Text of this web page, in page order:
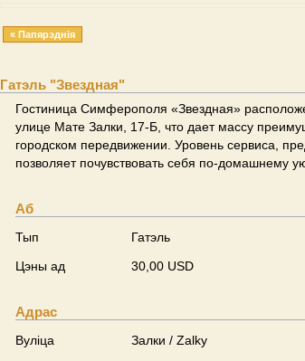
« Папярэднія
Гатэль "Звездная"
Гостиница Симферополя «Звездная»
улице Мате Залки, 17-Б, что дает массу
городском передвижении. Уровень сервиса,
позволяет почувствовать себя по-домашнему
Аб
Тып
Гатэль
Цэны ад
30,00 USD
Адрас
Вуліца
Залки / Zalky